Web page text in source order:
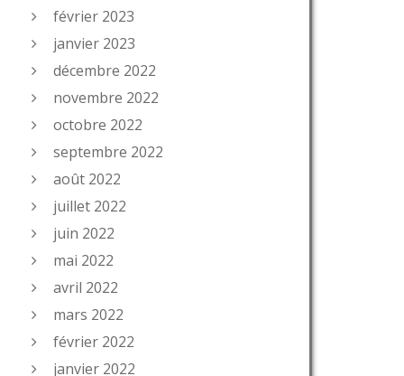
février 2023
janvier 2023
décembre 2022
novembre 2022
octobre 2022
septembre 2022
août 2022
juillet 2022
juin 2022
mai 2022
avril 2022
mars 2022
février 2022
janvier 2022